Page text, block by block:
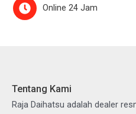
Online 24 Jam
Tentang Kami
Raja Daihatsu adalah dealer